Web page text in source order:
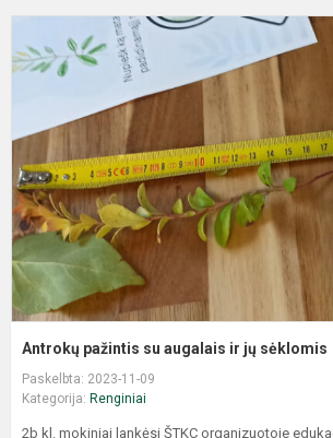
Antrokų pažintis su augalais ir jų sėklomis
Paskelbta: 2023-11-09
Kategorija: Renginiai
2b kl. mokiniai lankėsi ŠTKC organizuotoje